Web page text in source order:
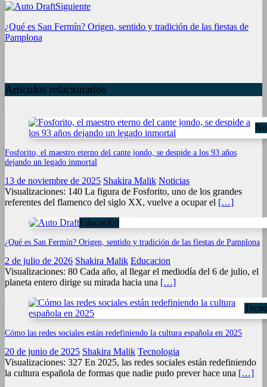
Siguiente
¿Qué es San Fermín? Origen, sentido y tradición de las fiestas de
Pamplona
Artículos relacionados
Fosforito, el maestro eterno del cante jondo, se despide a los 93 años
dejando un legado inmortal
13 de noviembre de 2025 Shakira Malik Noticias
Visualizaciones: 140 La figura de Fosforito, uno de los grandes
referentes del flamenco del siglo XX, vuelve a ocupar el […]
Educacion
¿Qué es San Fermín? Origen, sentido y tradición de las fiestas de Pamplona
2 de julio de 2026 Shakira Malik Educacion
Visualizaciones: 80 Cada año, al llegar el mediodía del 6 de julio, el
planeta entero dirige su mirada hacia una […]
Cómo las redes sociales están redefiniendo la cultura española en 2025
20 de junio de 2025 Shakira Malik Tecnologia
Visualizaciones: 327 En 2025, las redes sociales están redefiniendo
la cultura española de formas que nadie pudo prever hace una […]